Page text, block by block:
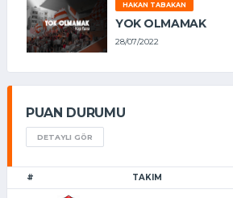
HAKAN TABAKAN
YOK OLMAMAK
28/07/2022
PUAN DURUMU
DETAYLI GÖR
# TAKIM